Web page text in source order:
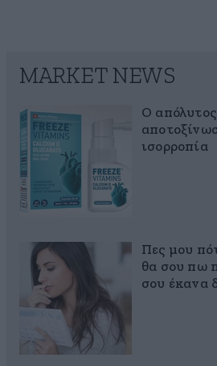
MARKET NEWS
Ο
ισορροπία
Πες μου
θα σου πω
σου έκανα